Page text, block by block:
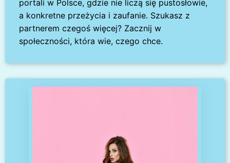
portali w Polsce, gdzie nie liczą się pustosłowie,
a konkretne przeżycia i zaufanie. Szukasz z
partnerem czegoś więcej? Zacznij w
społeczności, która wie, czego chce.